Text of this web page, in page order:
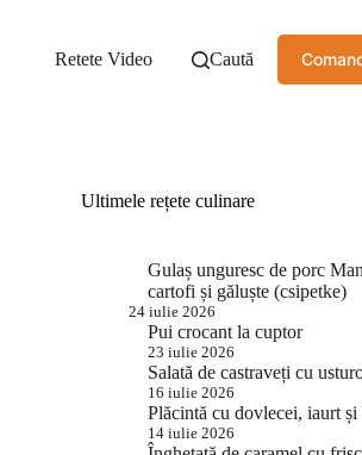
Retete Video Caută
Ultimele rețete culinare
Gulaș unguresc de porc
cartofi și găluște (csipetke)
24 iulie 2026
Pui crocant la cuptor
23 iulie 2026
Salată de castraveți cu
16 iulie 2026
Plăcintă cu dovlecei, iaurt și
14 iulie 2026